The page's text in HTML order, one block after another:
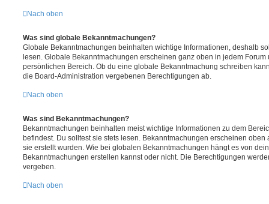
Nach oben
Was sind globale Bekanntmachungen?
Globale Bekanntmachungen beinhalten wichtige Informationen, deshalb
lesen. Globale Bekanntmachungen erscheinen ganz oben in jedem
persönlichen Bereich. Ob du eine globale Bekanntmachung schreiben
die Board-Administration vergebenen Berechtigungen ab.
Nach oben
Was sind Bekanntmachungen?
Bekanntmachungen beinhalten meist wichtige Informationen zu dem
befindest. Du solltest sie stets lesen. Bekanntmachungen erscheinen oben
sie erstellt wurden. Wie bei globalen Bekanntmachungen hängt es von
Bekanntmachungen erstellen kannst oder nicht. Die Berechtigungen
vergeben.
Nach oben